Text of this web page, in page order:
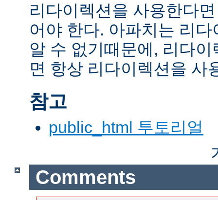
리다이렉션을 사용한다
어야 한다. 아파치는 리
알 수 없기때문에, 리다
면 항상 리다이렉션을 사
참고
public_html 투토리얼
Comments